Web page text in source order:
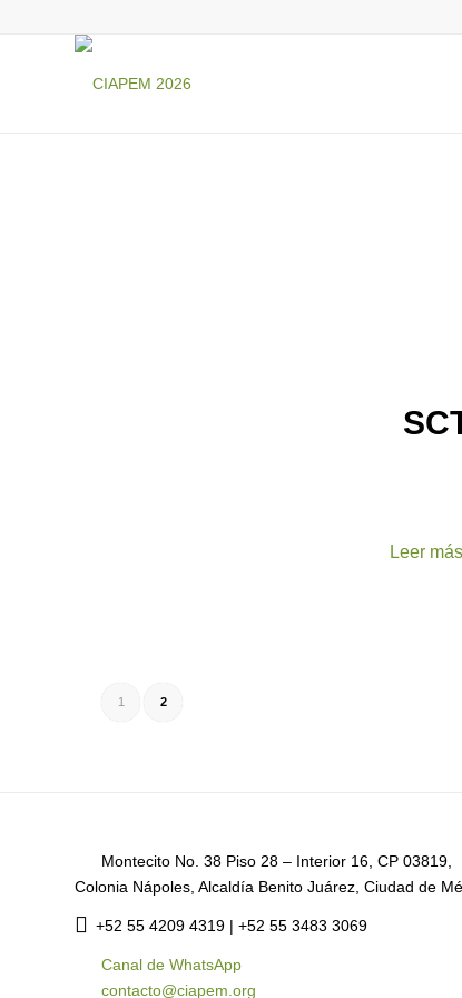
Leer más
1 2
Montecito No. 38 Piso 28 – Interior 16, CP 03819,
Colonia Nápoles, Alcaldía Benito Juárez, Ciudad de
+52 55 4209 4319 | +52 55 3483 3069
Canal de WhatsApp
contacto@ciapem.org